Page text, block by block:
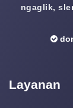
ngaglik,
Layanan